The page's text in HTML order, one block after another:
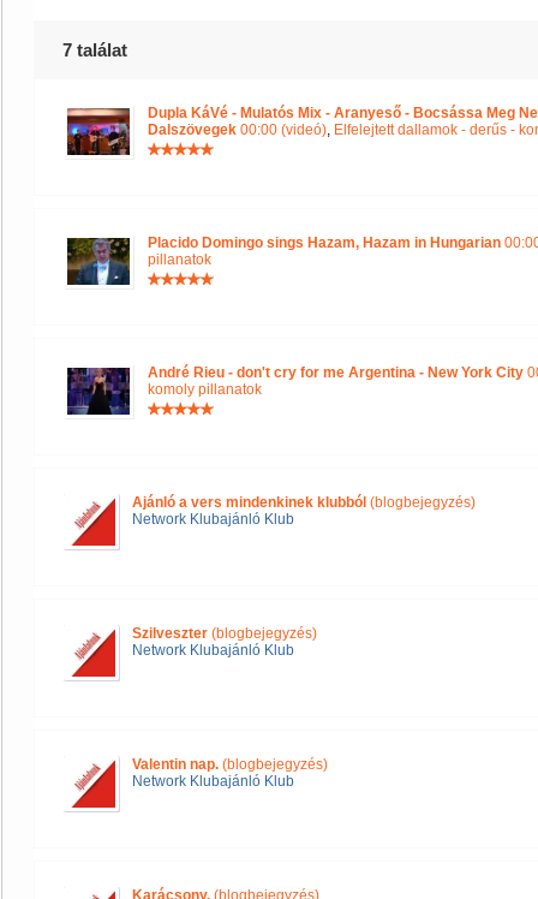
7 találat
Dupla KáVé - Mulatós Mix - Aranyeső - Bocsássa Meg
Dalszövegek 00:00 (videó), Elfelejtett dallamok - derűs -
Placido Domingo sings Hazam, Hazam in Hungarian
pillanatok
André Rieu - don't cry for me Argentina - New York City
komoly pillanatok
Ajánló a vers mindenkinek klubból (blogbejegyzés)
Network Klubajánló Klub
Szilveszter (blogbejegyzés)
Network Klubajánló Klub
Valentin nap. (blogbejegyzés)
Network Klubajánló Klub
Karácsony. (blogbejegyzés)